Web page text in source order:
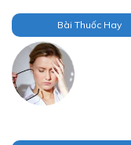
Bài Thuốc Hay